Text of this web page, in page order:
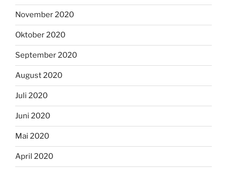
November 2020
Oktober 2020
September 2020
August 2020
Juli 2020
Juni 2020
Mai 2020
April 2020